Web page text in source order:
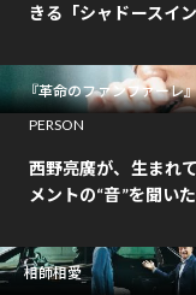
きる「シャドースイ
『革命のファンファーレ
PERSON
西野亮廣が、生まれ
メントの“音”を聞い
相師相愛